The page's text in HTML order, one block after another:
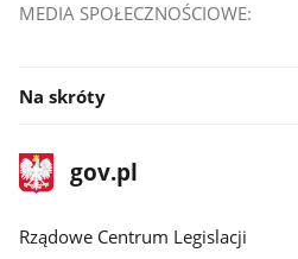
MEDIA SPOŁECZNOŚCIOWE:
Na skróty
stopka
gov.plStrona
gov.pl
Rządowe Centrum Legislacji